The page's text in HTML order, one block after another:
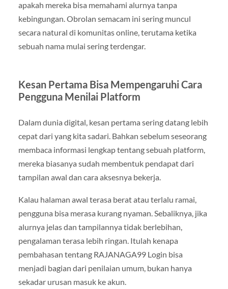
apakah mereka bisa memahami alurnya tanpa
kebingungan. Obrolan semacam ini sering muncul
secara natural di komunitas online, terutama ketika
sebuah nama mulai sering terdengar.
Kesan Pertama Bisa Mempengaruhi Cara
Pengguna Menilai Platform
Dalam dunia digital, kesan pertama sering datang lebih
cepat dari yang kita sadari. Bahkan sebelum seseorang
membaca informasi lengkap tentang sebuah platform,
mereka biasanya sudah membentuk pendapat dari
tampilan awal dan cara aksesnya bekerja.
Kalau halaman awal terasa berat atau terlalu ramai,
pengguna bisa merasa kurang nyaman. Sebaliknya, jika
alurnya jelas dan tampilannya tidak berlebihan,
pengalaman terasa lebih ringan. Itulah kenapa
pembahasan tentang RAJANAGA99 Login bisa
menjadi bagian dari penilaian umum, bukan hanya
sekadar urusan masuk ke akun.